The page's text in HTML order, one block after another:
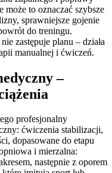
to oznaczać szybsze
sprawniejsze gojenie
do treningu.
zastępuje planu – działa
manualnej i ćwiczeń.
–
profesjonalny
ćwiczenia stabilizacji,
dopasowane do etapu
i mierzalna:
następnie z oporem